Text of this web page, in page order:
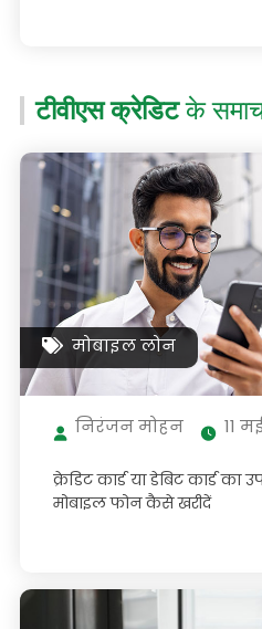
टीवीएस क्रेडिटके
मोबाइल लोन
निरंजन मोहन 11
क्रेडिट कार्ड या डेबिट कार्ड
मोबाइल फोन कैसे खरीदें